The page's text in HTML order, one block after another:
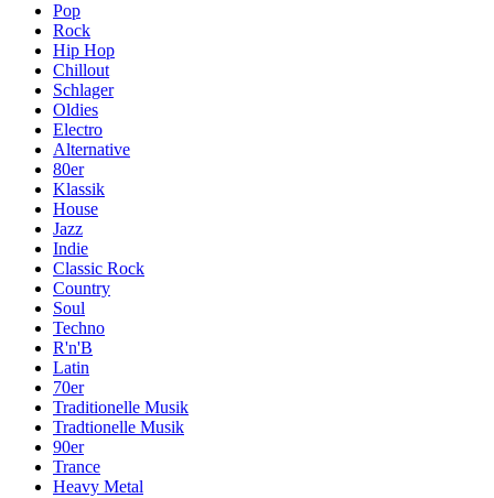
Pop
Rock
Hip Hop
Chillout
Schlager
Oldies
Electro
Alternative
80er
Klassik
House
Jazz
Indie
Classic Rock
Country
Soul
Techno
R'n'B
Latin
70er
Traditionelle Musik
Tradtionelle Musik
90er
Trance
Heavy Metal